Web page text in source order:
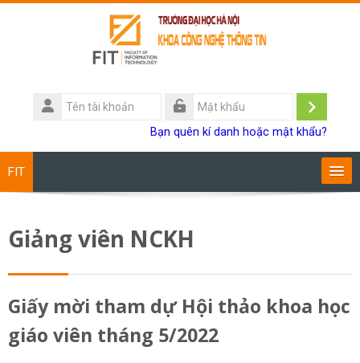
Tên
tài
Đăng
Bạn quên kí danh hoặc mật khẩu?
FIT
Giảng viên
Sinh viên
Research
Giảng viên NCKH
Giấy mời tham dự Hội thảo khoa học
giáo viên tháng 5/2022